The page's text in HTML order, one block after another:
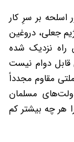
اسلحه بر سرِ کار
جعلی، دروغین
نزدیک شده
دوام نیست
مقاوم مجدداً
مسلمان
هر چه بیشتر کم